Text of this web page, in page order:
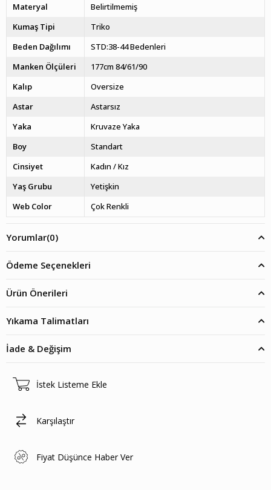
Materyal
Belirtilmemiş
Kumaş Tipi
Triko
Beden Dağılımı
STD:38-44 Bedenleri
Manken Ölçüleri
177cm 84/61/90
Kalıp
Oversize
Astar
Astarsız
Yaka
Kruvaze Yaka
Boy
Standart
Cinsiyet
Kadın / Kız
Yaş Grubu
Yetişkin
Web Color
Çok Renkli
Yorumlar(0)
Ödeme Seçenekleri
Ürün Önerileri
Yıkama Talimatları
İade & Değişim
İstek Listeme Ekle
Karşılaştır
Fiyat Düşünce Haber Ver